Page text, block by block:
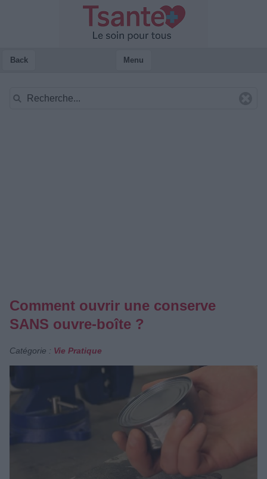
Back Menu
Comment ouvrir une conserve
SANS ouvre-boîte ?
Catégorie : Vie Pratique